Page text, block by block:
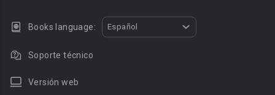
Books language: Español
Soporte técnico
Versión web